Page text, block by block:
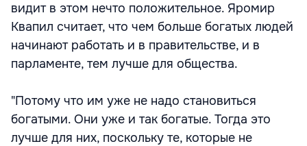
видит в этом нечто положительное. Яромир
Квапил считает, что чем больше богатых людей
начинают работать и в правительстве, и в
парламенте, тем лучше для общества.
"Потому что им уже не надо становиться
богатыми. Они уже и так богатые. Тогда это
лучше для них, поскольку те, которые не